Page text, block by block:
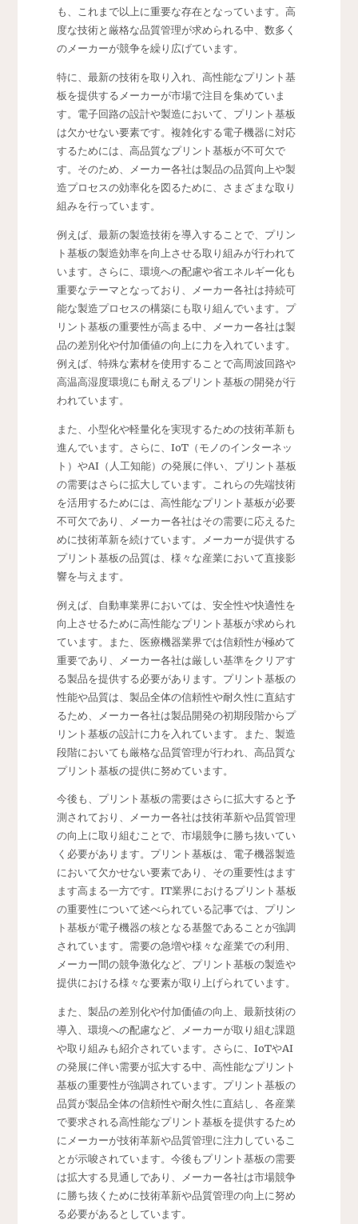
も、これまで以上に重要な存在となっています。高
度な技術と厳格な品質管理が求められる中、数多く
のメーカーが競争を繰り広げています。
特に、最新の技術を取り入れ、高性能なプリント基
板を提供するメーカーが市場で注目を集めていま
す。電子回路の設計や製造において、プリント基板
は欠かせない要素です。複雑化する電子機器に対応
するためには、高品質なプリント基板が不可欠で
す。そのため、メーカー各社は製品の品質向上や製
造プロセスの効率化を図るために、さまざまな取り
組みを行っています。
例えば、最新の製造技術を導入することで、プリン
ト基板の製造効率を向上させる取り組みが行われて
います。さらに、環境への配慮や省エネルギー化も
重要なテーマとなっており、メーカー各社は持続可
能な製造プロセスの構築にも取り組んでいます。プ
リント基板の重要性が高まる中、メーカー各社は製
品の差別化や付加価値の向上に力を入れています。
例えば、特殊な素材を使用することで高周波回路や
高温高湿度環境にも耐えるプリント基板の開発が行
われています。
また、小型化や軽量化を実現するための技術革新も
進んでいます。さらに、IoT（モノのインターネッ
ト）やAI（人工知能）の発展に伴い、プリント基板
の需要はさらに拡大しています。これらの先端技術
を活用するためには、高性能なプリント基板が必要
不可欠であり、メーカー各社はその需要に応えるた
めに技術革新を続けています。メーカーが提供する
プリント基板の品質は、様々な産業において直接影
響を与えます。
例えば、自動車業界においては、安全性や快適性を
向上させるために高性能なプリント基板が求められ
ています。また、医療機器業界では信頼性が極めて
重要であり、メーカー各社は厳しい基準をクリアす
る製品を提供する必要があります。プリント基板の
性能や品質は、製品全体の信頼性や耐久性に直結す
るため、メーカー各社は製品開発の初期段階からプ
リント基板の設計に力を入れています。また、製造
段階においても厳格な品質管理が行われ、高品質な
プリント基板の提供に努めています。
今後も、プリント基板の需要はさらに拡大すると予
測されており、メーカー各社は技術革新や品質管理
の向上に取り組むことで、市場競争に勝ち抜いてい
く必要があります。プリント基板は、電子機器製造
において欠かせない要素であり、その重要性はます
ます高まる一方です。IT業界におけるプリント基板
の重要性について述べられている記事では、プリン
ト基板が電子機器の核となる基盤であることが強調
されています。需要の急増や様々な産業での利用、
メーカー間の競争激化など、プリント基板の製造や
提供における様々な要素が取り上げられています。
また、製品の差別化や付加価値の向上、最新技術の
導入、環境への配慮など、メーカーが取り組む課題
や取り組みも紹介されています。さらに、IoTやAI
の発展に伴い需要が拡大する中、高性能なプリント
基板の重要性が強調されています。プリント基板の
品質が製品全体の信頼性や耐久性に直結し、各産業
で要求される高性能なプリント基板を提供するため
にメーカーが技術革新や品質管理に注力しているこ
とが示唆されています。今後もプリント基板の需要
は拡大する見通しであり、メーカー各社は市場競争
に勝ち抜くために技術革新や品質管理の向上に努め
る必要があるとしています。